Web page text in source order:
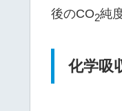
後のCO2純
化学吸